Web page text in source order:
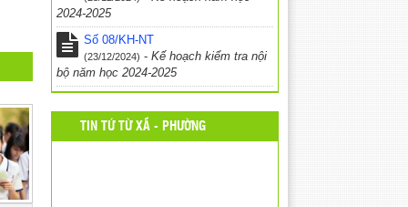
2024-2025
Số 08/KH-NT
(23/12/2024) - Kế hoạch kiểm tra nội
bộ năm học 2024-2025
TIN TỨ TỪ XÃ - PHƯỜNG